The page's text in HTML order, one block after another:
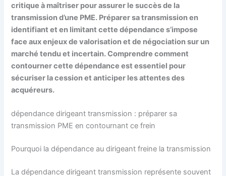
critique à maîtriser pour assurer le succès de la
transmission d’une PME. Préparer sa transmission en
identifiant et en limitant cette dépendance s’impose
face aux enjeux de valorisation et de négociation sur un
marché tendu et incertain. Comprendre comment
contourner cette dépendance est essentiel pour
sécuriser la cession et anticiper les attentes des
acquéreurs.
dépendance dirigeant transmission : préparer sa
transmission PME en contournant ce frein
Pourquoi la dépendance au dirigeant freine la transmission
La dépendance dirigeant transmission représente souvent